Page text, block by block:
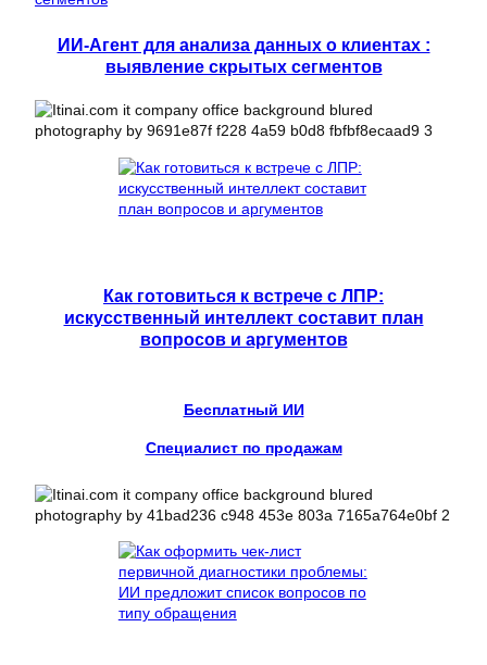
ИИ-Агент для анализа данных о клиентах :
выявление скрытых сегментов
Как готовиться к встрече с ЛПР:
искусственный интеллект составит план
вопросов и аргументов
Бесплатный ИИ
Специалист по продажам